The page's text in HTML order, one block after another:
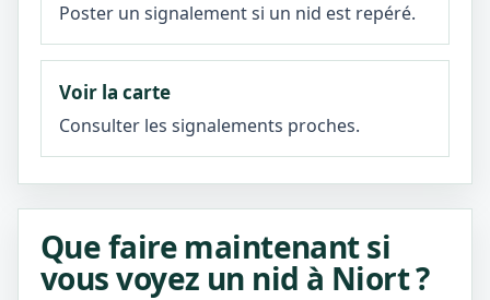
Poster un signalement si un nid est repéré.
Voir la carte
Consulter les signalements proches.
Que faire maintenant si
vous voyez un nid à Niort ?